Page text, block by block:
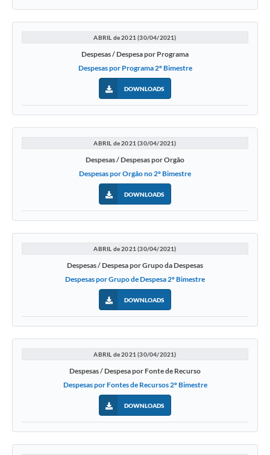
ABRIL de 2021 (30/04/2021)
Despesas / Despesa por Programa
Despesas por Programa 2º Bimestre
DOWNLOADS
ABRIL de 2021 (30/04/2021)
Despesas / Despesas por Orgão
Despesas por Orgão no 2º Bimestre
DOWNLOADS
ABRIL de 2021 (30/04/2021)
Despesas / Despesa por Grupo da Despesas
Despesas por Grupo de Despesa 2º Bimestre
DOWNLOADS
ABRIL de 2021 (30/04/2021)
Despesas / Despesa por Fonte de Recurso
Despesas por Fontes de Recursos 2º Bimestre
DOWNLOADS